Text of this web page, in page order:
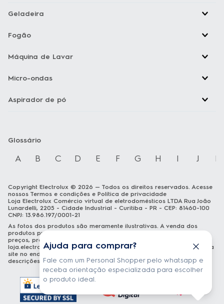
Ajuda para comprar?
Fale com um Personal Shopper pelo whatsapp e
receba orientação especializada para escolher
o produto ideal.
Geladeira
Fogão
Máquina de Lavar
Micro-ondas
Aspirador de pó
Glossário
A B C D E F G H I J K
Copyright Electrolux © 2026 — Todos os direitos reservados. Acesse
nossos Termos e condições e Política de privacidade
Loja Electrolux Comércio virtual de eletrodomésticos LTDA Rua João
Lunardelli, 2205 - Cidade Industrial - Curitiba - PR - CEP: 81460-100
CNPJ: 13.986.197/0001-21
As fotos dos produtos são meramente ilustrativas. A venda dos
produtos publicados está sujeita a disponibilidade de estoque. Os
preços, promoções e formas de pagamento publicados em
loja.electrolux.com.br
estão válidos exclusivamente para compra via
site no endereço mencionado. As especificações técnicas e
descrições estão sujeitas a alterações sem aviso prévio.